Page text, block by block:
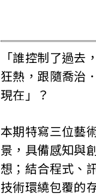
「誰控制了過
狂熱，跟隨喬治
現在」？
本期特寫三位藝
景，具備感知與
想；結合程式、
技術環繞包覆的